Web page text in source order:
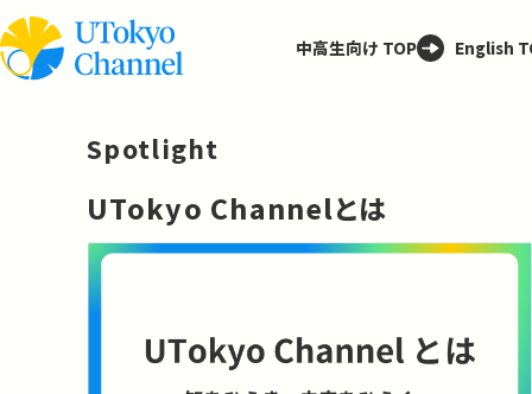
中高生向け TOP English
Spotlight
UTokyo Channelとは